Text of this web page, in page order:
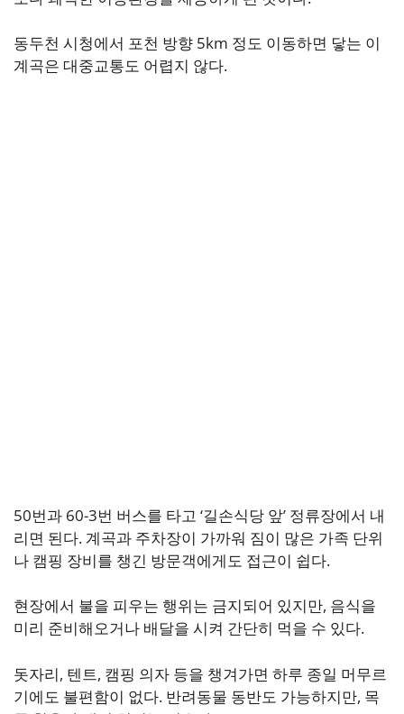
동두천 시청에서 포천 방향 5km 정도 이동하면 닿는 이
계곡은 대중교통도 어렵지 않다.
50번과 60-3번 버스를 타고 ‘길손식당 앞’ 정류장에서 내
리면 된다. 계곡과 주차장이 가까워 짐이 많은 가족 단위
나 캠핑 장비를 챙긴 방문객에게도 접근이 쉽다.
현장에서 불을 피우는 행위는 금지되어 있지만, 음식을
미리 준비해오거나 배달을 시켜 간단히 먹을 수 있다.
돗자리, 텐트, 캠핑 의자 등을 챙겨가면 하루 종일 머무르
기에도 불편함이 없다. 반려동물 동반도 가능하지만, 목